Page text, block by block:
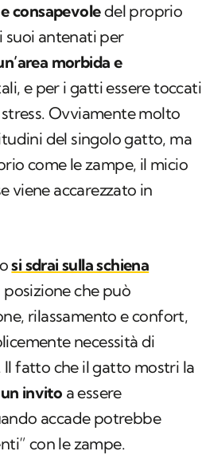
consapevoledel proprio
antenati per
morbida e
e per i gatti essere toccati
Ovviamente molto
del singolo gatto, ma
come le zampe, il micio
viene accarezzato in
si sdrai sulla schiena
che può
rilassamento e confort,
necessità di
fatto che il gatto mostri la
invito a essere
accade potrebbe
con le zampe.